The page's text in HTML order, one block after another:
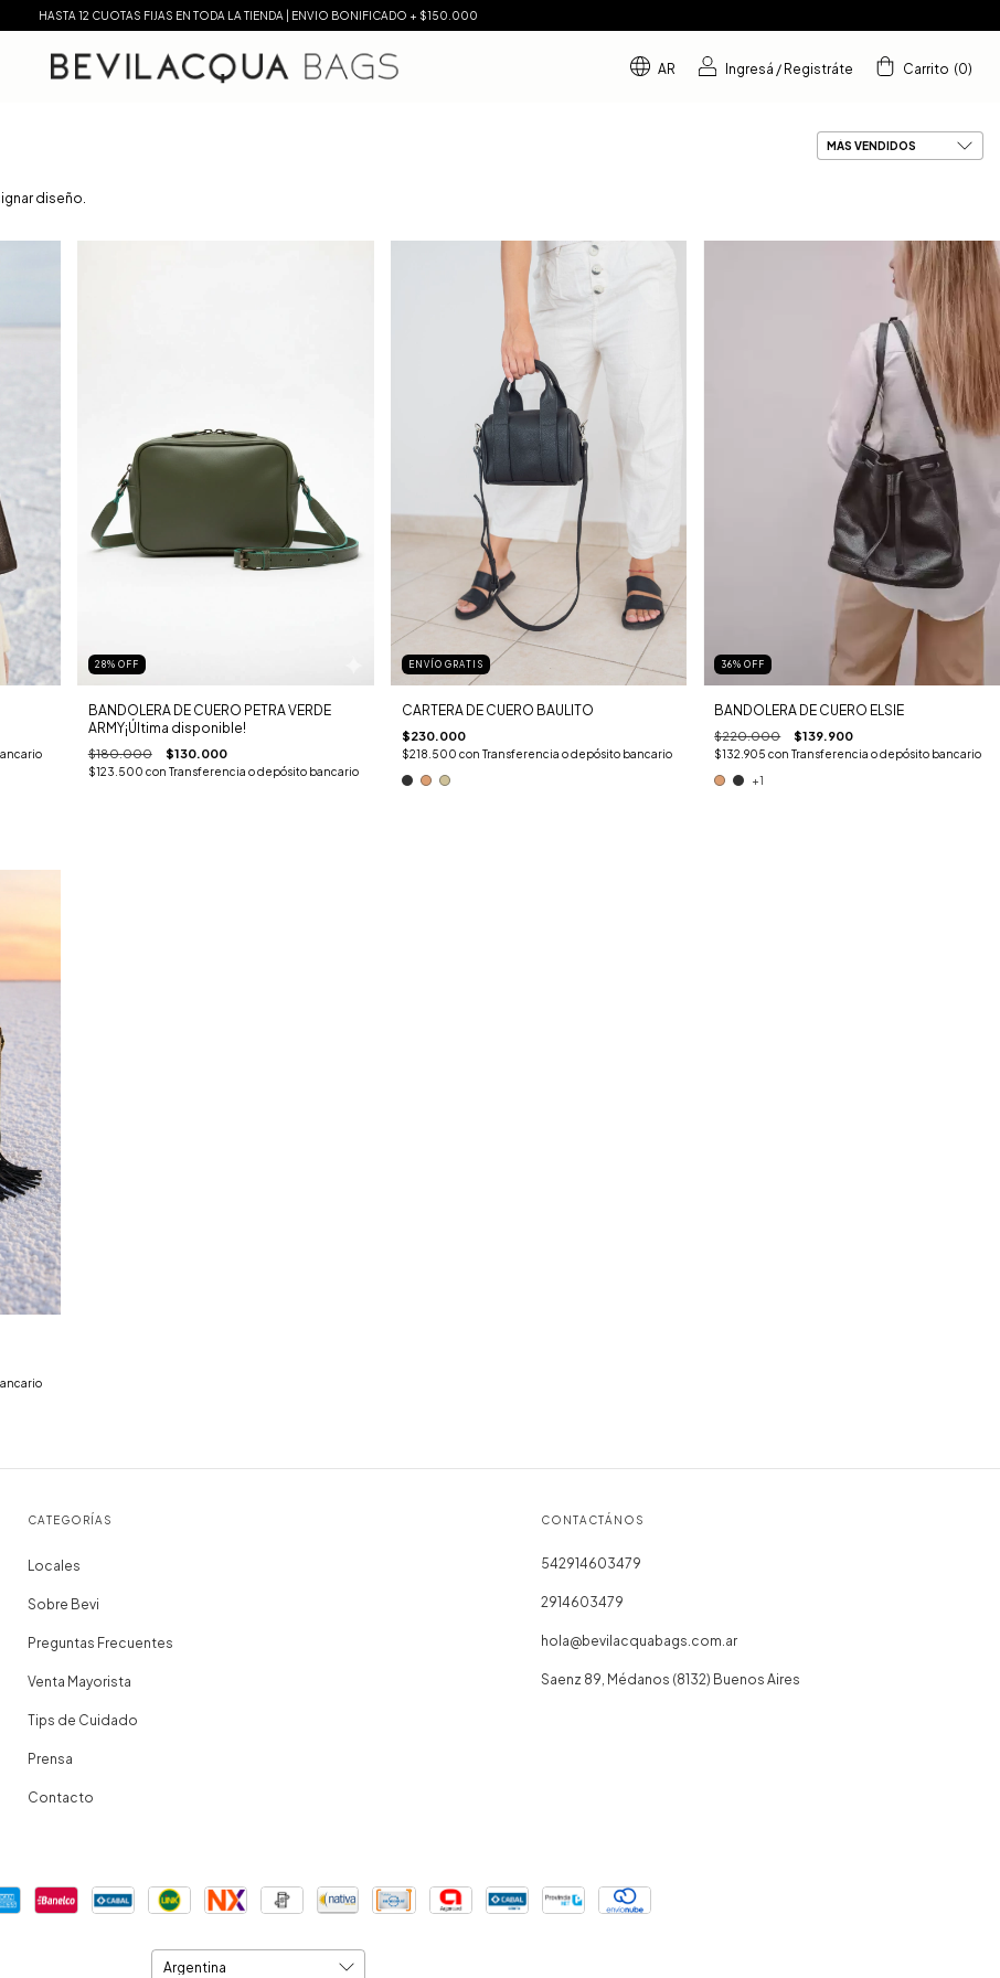
HASTA 12 CUOTAS FIJAS EN TODA LA TIENDA | ENVIO BONIFICADO + $150.000
AR Ingresá / Registráte Carrito (0)
diseño.
28% OFF
BANDOLERA DE CUERO PETRA VERDE
ARMY¡Última disponible!
$180.000 $130.000
$123.500 con Transferencia o depósito bancario
ENVÍO GRATIS
CARTERA DE CUERO BAULITO
$230.000
$218.500 con Transferencia o depósito bancario
36%OFF
BANDOLERA DE CUERO ELSIE
$220.000 $139.900
$132.905con Transferencia o depósito bancario
+1
CATEGORÍAS
Locales
Sobre Bevi
Preguntas Frecuentes
Venta Mayorista
Tips de Cuidado
Prensa
Contacto
CONTACTÁNOS
542914603479
2914603479
hola@bevilacquabags.com.ar
Saenz 89, Médanos (8132) Buenos Aires